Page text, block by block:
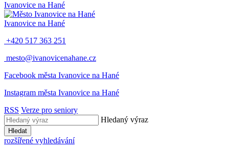
Ivanovice na Hané
Ivanovice na Hané
+420 517 363 251
mesto@ivanovicenahane.cz
Facebook města Ivanovice na Hané
Instagram města Ivanovice na Hané
RSS Verze pro seniory
Hledaný výraz
Hledat
rozšířené vyhledávání